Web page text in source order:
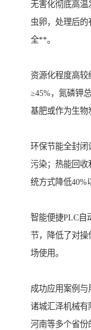
无害化彻底高温
虫卵，处理后
全**。
资源化程度高较
≥45%，氮磷钾
基肥或作为生物
环保节能全封闭
污染；热能回收
统方式降低40%
智能便捷PLC自
节，降低了对操
场使用。
成功应用案例与
诸城汇泽机械有
河南等多个省份